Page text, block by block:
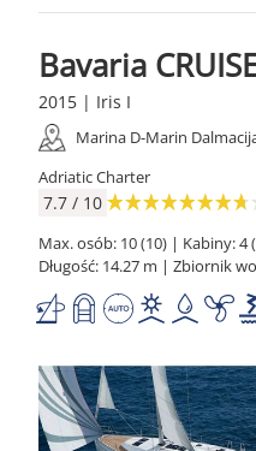
Bavaria
2015 | Iris I
Marina D-Marin
Adriatic Charter
7.7 / 10
Max. osób: 10 (10) | Kabiny: 4
Długość: 14.27 m | Zbiornik